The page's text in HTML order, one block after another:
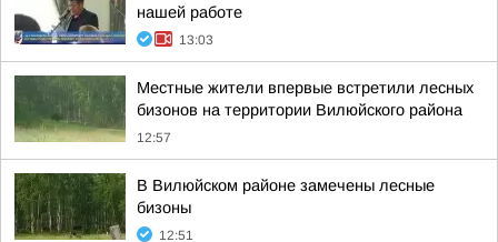
нашей работе
13:03
Местные жители впервые встретили лесных
бизонов на территории Вилюйского района
12:57
В Вилюйском районе замечены лесные
бизоны
12:51